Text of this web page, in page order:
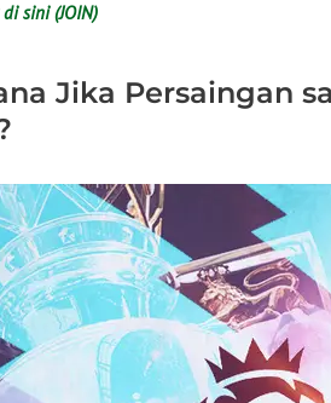
sini (JOIN)
Jika Persaingan